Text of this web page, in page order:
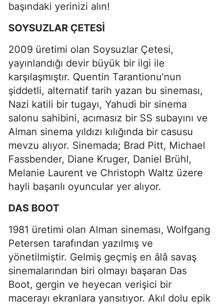
başındaki yerinizi alın!
SOYSUZLAR ÇETESİ
2009 üretimi olan Soysuzlar Çetesi,
yayınlandığı devir büyük bir ilgi ile
karşılaşmıştır. Quentin Tarantionu’nun
şiddetli, alternatif tarih yazan bu sineması,
Nazi katili bir tugayı, Yahudi bir sinema
salonu sahibini, acımasız bir SS subayını ve
Alman sinema yıldızı kılığında bir casusu
mevzu alıyor. Sinemada; Brad Pitt, Michael
Fassbender, Diane Kruger, Daniel Brühl,
Melanie Laurent ve Christoph Waltz üzere
hayli başarılı oyuncular yer alıyor.
DAS BOOT
1981 üretimi olan Alman sineması, Wolfgang
Petersen tarafından yazılmış ve
yönetilmiştir. Gelmiş geçmiş en âlâ savaş
sinemalarından biri olmayı başaran Das
Boot, gergin ve heyecan verişici bir
macerayı ekranlara yansıtıyor. Akıl dolu epik